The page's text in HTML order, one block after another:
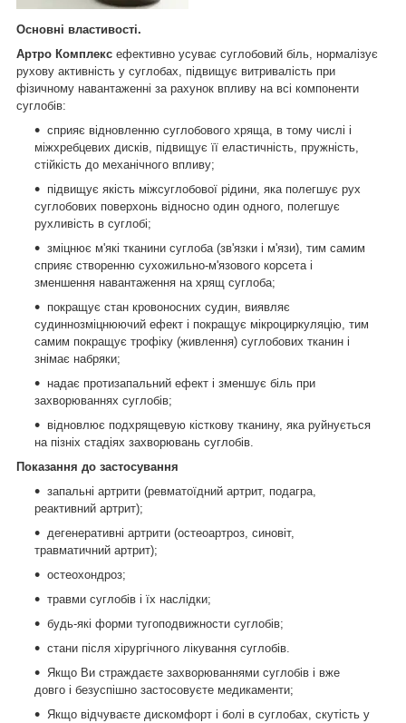
Основні властивості.
Артро Комплекс ефективно усуває суглобовий біль, нормалізує
рухову активність у суглобах, підвищує витривалість при
фізичному навантаженні за рахунок впливу на всі компоненти
суглобів:
сприяє відновленню суглобового хряща, в тому числі і
міжхребцевих дисків, підвищує її еластичність, пружність,
стійкість до механічного впливу;
підвищує якість міжсуглобової рідини, яка полегшує рух
суглобових поверхонь відносно один одного, полегшує
рухливість в суглобі;
зміцнює м'які тканини суглоба (зв'язки і м'язи), тим самим
сприяє створенню сухожильно-м'язового корсета і
зменшення навантаження на хрящ суглоба;
покращує стан кровоносних судин, виявляє
судиннозміцнюючий ефект і покращує мікроциркуляцію, тим
самим покращує трофіку (живлення) суглобових тканин і
знімає набряки;
надає протизапальний ефект і зменшує біль при
захворюваннях суглобів;
відновлює подхрящевую кісткову тканину, яка руйнується
на пізніх стадіях захворювань суглобів.
Показання до застосування
запальні артрити (ревматоїдний артрит, подагра,
реактивний артрит);
дегенеративні артрити (остеоартроз, синовіт,
травматичний артрит);
остеохондроз;
травми суглобів і їх наслідки;
будь-які форми тугоподвижности суглобів;
стани після хірургічного лікування суглобів.
Якщо Ви страждаєте захворюваннями суглобів і вже
довго і безуспішно застосовуєте медикаменти;
Якщо відчуваєте дискомфорт і болі в суглобах, скутість у